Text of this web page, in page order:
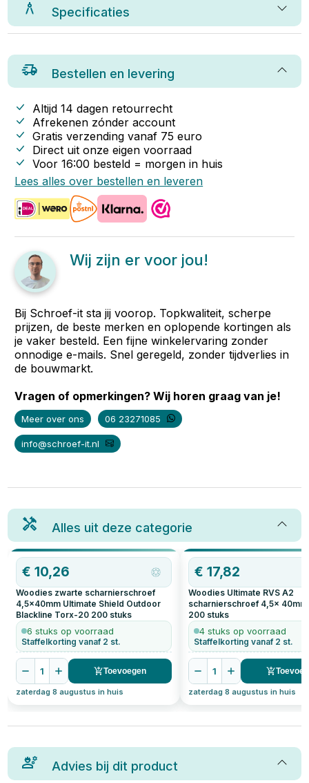
Specificaties
Bestellen en levering
Altijd 14 dagen retourrecht
Afrekenen zónder account
Gratis verzending vanaf 75 euro
Direct uit onze eigen voorraad
Voor 16:00 besteld = morgen in huis
Lees alles over bestellen en leveren
Wij zijn er voor jou!
Bij Schroef-it sta jij voorop. Topkwaliteit, scherpe
prijzen, de beste merken en oplopende kortingen als
je vaker besteld. Een fijne winkelervaring zonder
onnodige e-mails. Snel geregeld, zonder tijdverlies in
de bouwmarkt.
Vragen of opmerkingen? Wij horen graag van je!
Meer over ons 06 23271085
info@schroef-it.nl
Alles uit deze categorie
€10,26
Woodies zwarte scharnierschroef
4,5x40mm Ultimate Shield Outdoor
Blackline Torx-20 200 stuks
6 stuks op voorraad
Staffelkorting vanaf 2 st.
1 Toevoegen
zaterdag 8 augustus in huis
€17,82
Woodies Ultimate RVS A2
scharnierschroef 4,5x
200 stuks
4 stuks op voorraad
Staffelkorting vanaf 2 st.
1
zaterdag 8 augustus in huis
Advies bij dit product